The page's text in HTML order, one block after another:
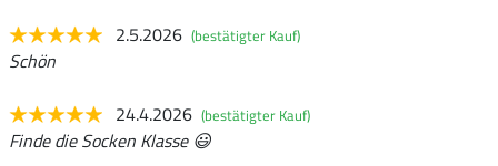
2.5.2026 (bestätigter Kauf)
Schön
24.4.2026 (bestätigter Kauf)
Finde die Socken Klasse 😃